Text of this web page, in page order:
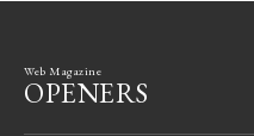
Web Magazine
OPENERS